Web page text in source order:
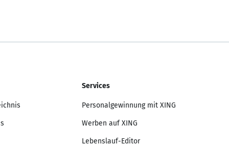
Services
Personalgewinnung mit XING
Werben auf XING
Lebenslauf-Editor